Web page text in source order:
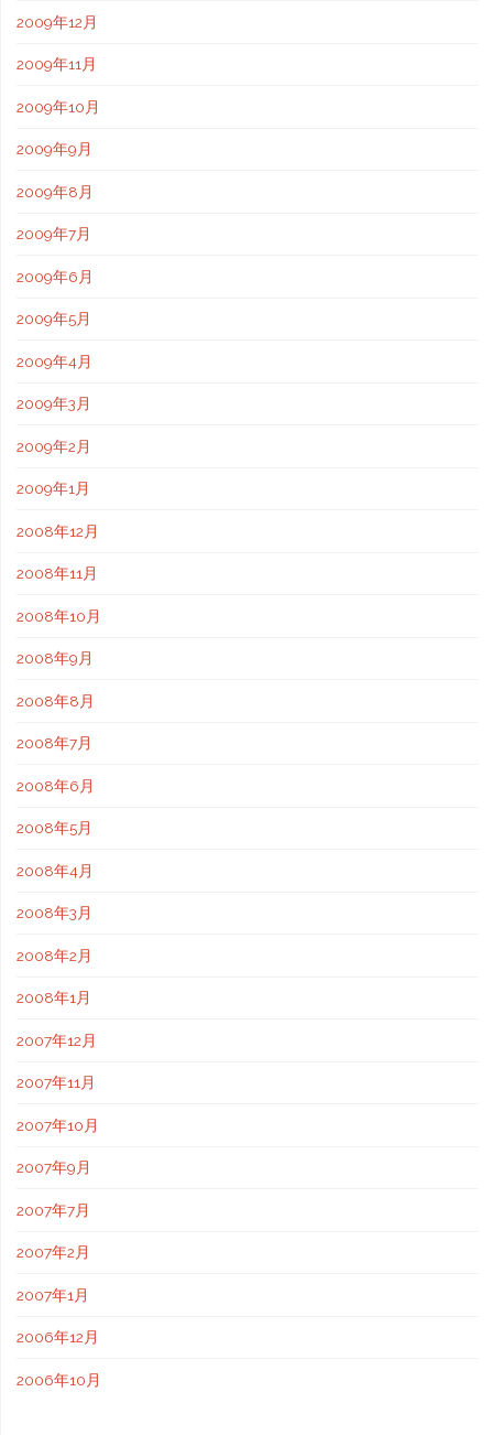
2009年12月
2009年11月
2009年10月
2009年9月
2009年8月
2009年7月
2009年6月
2009年5月
2009年4月
2009年3月
2009年2月
2009年1月
2008年12月
2008年11月
2008年10月
2008年9月
2008年8月
2008年7月
2008年6月
2008年5月
2008年4月
2008年3月
2008年2月
2008年1月
2007年12月
2007年11月
2007年10月
2007年9月
2007年7月
2007年2月
2007年1月
2006年12月
2006年10月